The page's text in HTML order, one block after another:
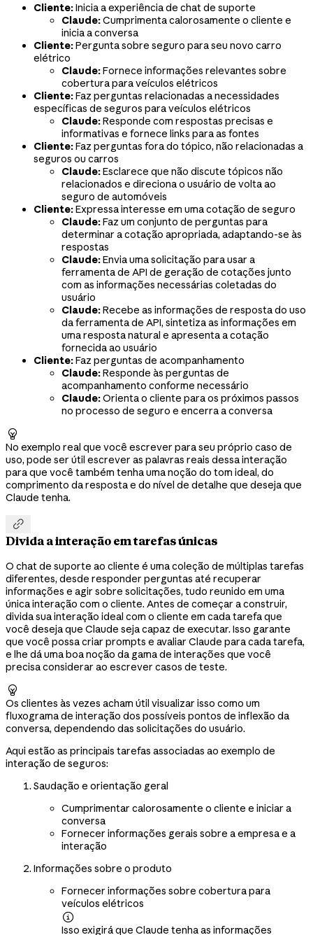
Cliente:Inicia a experiência de chat de suporte
Claude:Cumprimenta calorosamente o cliente e
inicia a conversa
Cliente:Pergunta sobre seguro para seu novo carro
elétrico
Claude:Fornece informações relevantes sobre
cobertura para veículos elétricos
Cliente:Faz perguntas relacionadas a necessidades
específicas de seguros para veículos elétricos
Claude:Responde com respostas precisas e
informativas e fornece links para as fontes
Cliente:Faz perguntas fora do tópico, não relacionadas a
seguros ou carros
Claude:Esclarece que não discute tópicos não
relacionados e direciona o usuário de volta ao
seguro de automóveis
Cliente:Expressa interesse em uma cotação de seguro
Claude:Faz um conjunto de perguntas para
determinar a cotação apropriada, adaptando-se às
respostas
Claude:Envia uma solicitação para usar a
ferramenta de API de geração de cotações junto
com as informações necessárias coletadas do
usuário
Claude:Recebe as informações de resposta do uso
da ferramenta de API, sintetiza as informações em
uma resposta natural e apresenta a cotação
fornecida ao usuário
Cliente:Faz perguntas de acompanhamento
Claude:Responde às perguntas de
acompanhamento conforme necessário
Claude:Orienta o cliente para os próximos passos
no processo de seguro e encerra a conversa

No exemplo real que você escrever para seu próprio caso de
uso, pode ser útil escrever as palavras reais dessa interação
para que você também tenha uma noção do tom ideal, do
comprimento da resposta e do nível de detalhe que deseja que
Claude tenha.

Divida a interação em tarefas únicas
O chat de suporte ao cliente é uma coleção de múltiplas tarefas
diferentes, desde responder perguntas até recuperar
informações e agir sobre solicitações, tudo reunido em uma
única interação com o cliente. Antes de começar a construir,
divida sua interação ideal com o cliente em cada tarefa que
você deseja que Claude seja capaz de executar. Isso garante
que você possa criar prompts e avaliar Claude para cada tarefa,
e lhe dá uma boa noção da gama de interações que você
precisa considerar ao escrever casos de teste.

Os clientes às vezes acham útil visualizar isso como um
fluxograma de interação dos possíveis pontos de inflexão da
conversa, dependendo das solicitações do usuário.
Aqui estão as principais tarefas associadas ao exemplo de
interação de seguros:
Saudação e orientação geral
Cumprimentar calorosamente o cliente e iniciar a
conversa
Fornecer informações gerais sobre a empresa e a
interação
Informações sobre o produto
Fornecer informações sobre cobertura para
veículos elétricos

Isso exigirá que Claude tenha as informações